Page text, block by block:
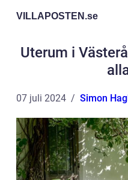
VILLAPOSTEN.se
Uterum i
07 juli 2024 Simon